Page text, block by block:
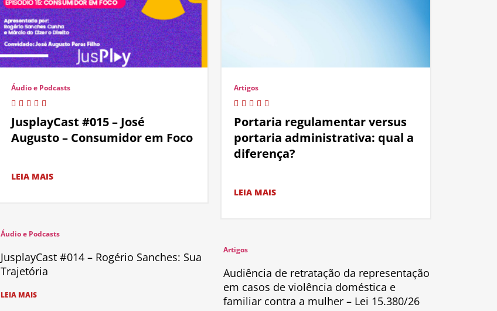
Áudio e Podcasts
JusplayCast #015 – José
Augusto – Consumidor em Foco
LEIA MAIS
Áudio e Podcasts
JusplayCast #014 – Rogério Sanches: Sua
Trajetória
LEIA MAIS
Artigos
Portaria regulamentar versus
portaria administrativa: qual a
diferença?
LEIA MAIS
Artigos
Audiência de retratação da representação
em casos de violência doméstica e
familiar contra a mulher – Lei 15.380/26